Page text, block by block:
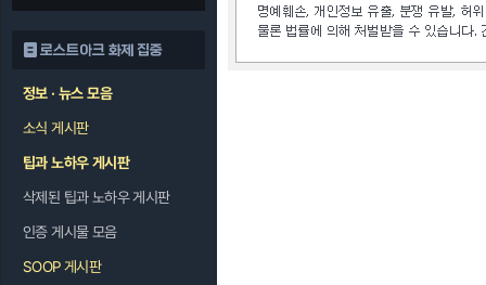
로스트아크 화제 집중
정보 · 뉴스 모음
소식 게시판
팁과 노하우 게시판
삭제된 팁과 노하우 게시판
인증 게시물 모음
SOOP 게시판